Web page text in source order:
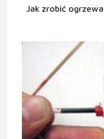
Jak zrobić